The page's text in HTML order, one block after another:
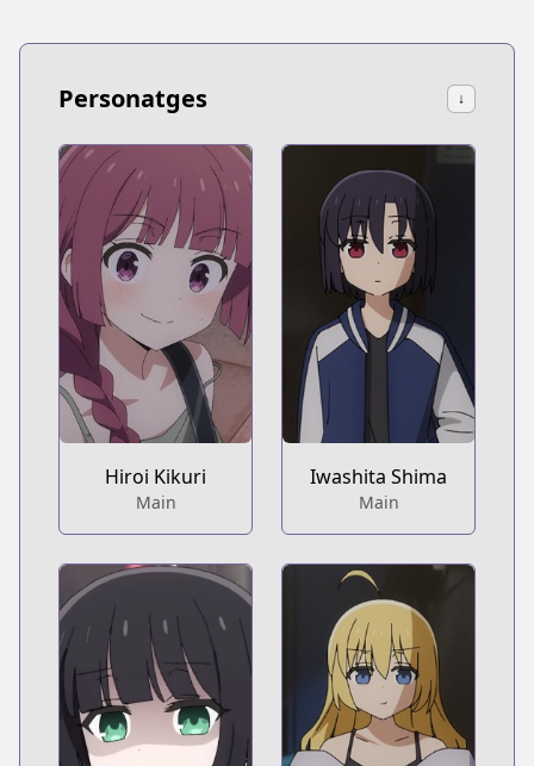
Personatges ↓
Hiroi Kikuri
Main
Iwashita Shima
Main